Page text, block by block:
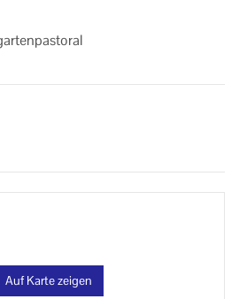
Auf Karte zeigen